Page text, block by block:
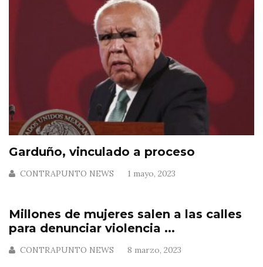
Garduño, vinculado a proceso
CONTRAPUNTO NEWS 1 mayo, 2023
Millones de mujeres salen a las calles
para denunciar violencia ...
CONTRAPUNTO NEWS 8 marzo, 2023